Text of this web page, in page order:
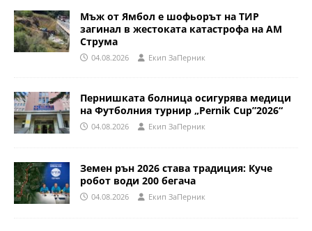
Мъж от Ямбол е шофьорът на ТИР
загинал в жестоката катастрофа на АМ
Струма
04.08.2026 Eкип ЗаПерник
Пернишката болница осигурява медици
на Футболния турнир „Pernik Cup”2026“
04.08.2026 Eкип ЗаПерник
Земен рън 2026 става традиция: Куче
робот води 200 бегача
04.08.2026 Eкип ЗаПерник